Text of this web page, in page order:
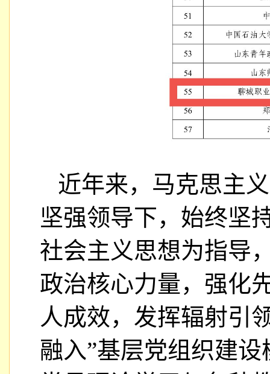
近年来，马克思主
坚强领导下，始终坚
社会主义思想为指导
政治核心力量，强化
人成效，发挥辐射引
融入”基层党组织建